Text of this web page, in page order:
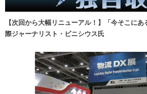
【次回から大幅リニューアル！】「今そこに
際ジャーナリスト・ビニシウス氏